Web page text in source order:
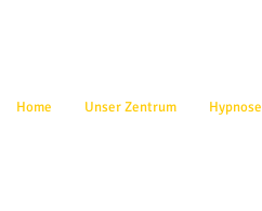
Home Unser Zentrum Hypnose